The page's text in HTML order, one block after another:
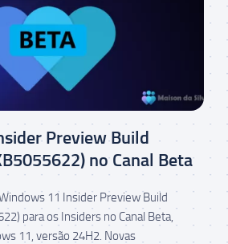
Preview Build
no Canal Beta
11 Insider Preview Build
para os Insiders no Canal Beta,
11, versão 24H2. Novas